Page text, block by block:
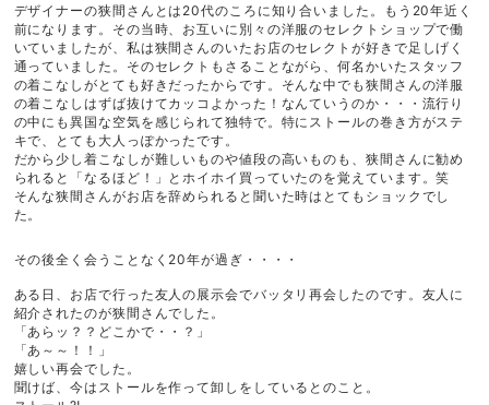
デザイナーの狭間さんとは20代のころに知り合いました。もう20年近く
前になります。その当時、お互いに別々の洋服のセレクトショップで働
いていましたが、私は狭間さんのいたお店のセレクトが好きで足しげく
通っていました。そのセレクトもさることながら、何名かいたスタッフ
の着こなしがとても好きだったからです。そんな中でも狭間さんの洋服
の着こなしはずば抜けてカッコよかった！なんていうのか・・・流行り
の中にも異国な空気を感じられて独特で。特にストールの巻き方がステ
キで、とても大人っぽかったです。
だから少し着こなしが難しいものや値段の高いものも、狭間さんに勧め
られると「なるほど！」とホイホイ買っていたのを覚えています。笑
そんな狭間さんがお店を辞められると聞いた時はとてもショックでし
た。
その後全く会うことなく20年が過ぎ・・・・
ある日、お店で行った友人の展示会でバッタリ再会したのです。友人に
紹介されたのが狭間さんでした。
「あらッ？？どこかで・・？」
「あ～～！！」
嬉しい再会でした。
聞けば、今はストールを作って卸しをしているとのこと。